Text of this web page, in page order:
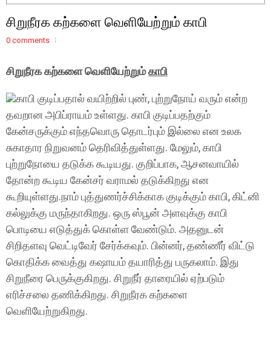
சிறுநீரக கற்களை வெளியேற்றும் காபி
0 comments
சிறுநீரக கற்களை வெளியேற்றும்காபி
காபி குடிப்பதால் வயிற்றில் புண், புற்றுநோய் வரும் என்ற
தவறான அபிப்ராயம் உள்ளது. காபி குடிப்பதற்கும்
கேன்சருக்கும் எந்தவொரு தொடர்பும் இல்லை என உலக
சுகாதார நிறுவனம் தெரிவித்துள்ளது. மேலும், காபி
புற்றுநோயை தடுக்க கூடியது. குறிப்பாக, ஆசனவாயில்
தோன்ற கூடிய கேன்சர் வராமல் தடுக்கிறது என
கூறியுள்ளது.நாம் புத்துணர்ச்சிக்காக குடிக்கும் காபி, கிட்னி
கல்லுக்கு மருந்தாகிறது. ஒரு ஸ்பூன் அளவுக்கு காபி
பொடியை எடுத்துக் கொள்ள வேண்டும். அதனுடன்
சிறிதளவு வெட்டிவேர் சேர்க்கவும். பின்னர், தண்ணீர் விட்டு
கொதிக்க வைத்து கஷாயம் தயாரித்து பருகலாம். இது
சிறுநீரை பெருக்குகிறது. சிறுநீர் தாரையில் ஏற்படும்
எரிச்சலை தணிக்கிறது. சிறுநீரக கற்களை
வெளியேற்றுகிறது.